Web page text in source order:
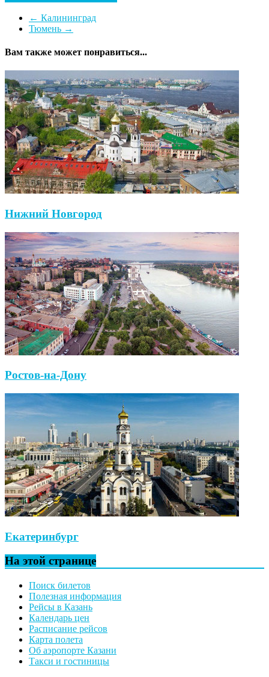
← Калининград
Тюмень →
Вам также может понравиться...
Нижний Новгород
Ростов-на-Дону
Екатеринбург
На этой странице
Поиск билетов
Полезная информация
Рейсы в Казань
Календарь цен
Расписание рейсов
Карта полета
Об аэропорте Казани
Такси и гостиницы